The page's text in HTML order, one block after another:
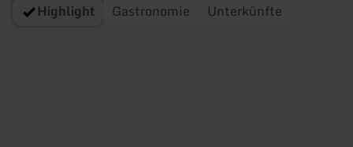
Highlight Gastronomie Unterkünfte